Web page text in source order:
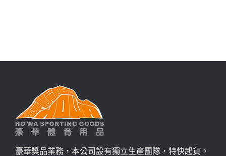
豪華獎品業務，本公司設有獨立生產團隊，特快起貨。